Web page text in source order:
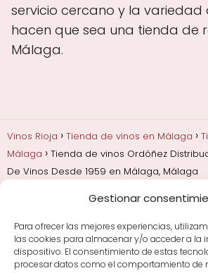
Gestionar
Para ofrecer las mejores experiencias,
las cookies para almacenar y/o acceder a la
dispositivo. El consentimiento de estas
procesar datos como el comportamiento de
servicio cercano y la variedad
hacen que sea una tienda de
Málaga.
Vinos Rioja Tienda de vinos en Málaga
Málaga
Tienda de vinos Ordóñez
De Vinos Desde 1959 en Málaga, Málaga
Añadas, crianza y guarda
Bodegas y
Rioja y guías de regalo
Cultura del
curiosidades
Enoturismo en Rioja